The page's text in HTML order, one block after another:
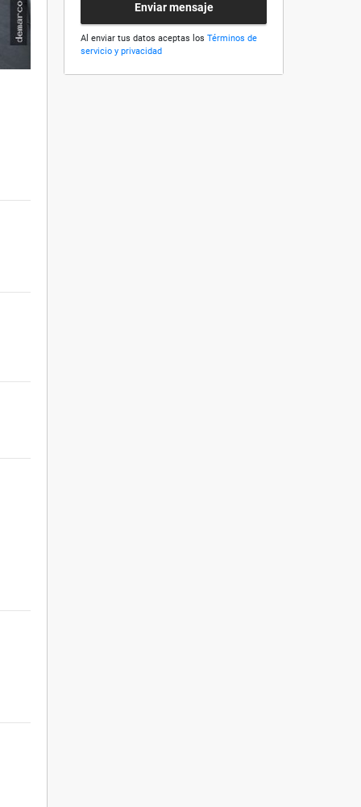
Enviar mensaje
Al enviar tus datos aceptas los Términos de
servicio y privacidad